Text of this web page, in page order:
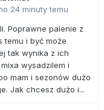
24 minuty temu
Poprawne palenie z
temu i być może
tak wynika z ich
wysadzilem i
mam i sezonów dużo
Jak chcesz dużo i...